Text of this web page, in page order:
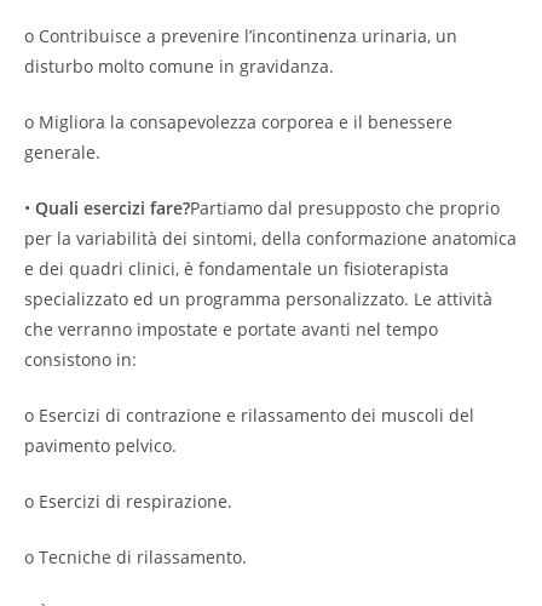
o Contribuisce a prevenire l’incontinenza urinaria, un
disturbo molto comune in gravidanza.
o Migliora la consapevolezza corporea e il benessere
generale.
• Quali esercizi fare?Partiamo dal presupposto che proprio
per la variabilità dei sintomi, della conformazione anatomica
e dei quadri clinici, è fondamentale un fisioterapista
specializzato ed un programma personalizzato. Le attività
che verranno impostate e portate avanti nel tempo
consistono in:
o Esercizi di contrazione e rilassamento dei muscoli del
pavimento pelvico.
o Esercizi di respirazione.
o Tecniche di rilassamento.